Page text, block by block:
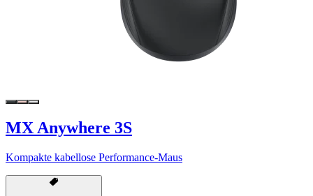
MX Anywhere 3S
Kompakte kabellose Performance-Maus